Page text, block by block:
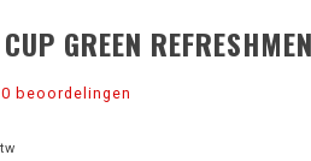
GREEN
0 beoordelingen